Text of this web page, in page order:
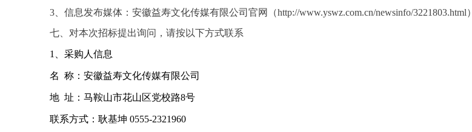
3、信息发布媒体： 安徽益寿文化传媒有限公司官网（http://www.yswz.com.cn/newsinfo/3221803.html）
七、对本次招标提出询问，请按以下方式联系
1 、采购人 信息
名 称： 安徽益寿文化传媒有限公司
地 址：马鞍山市花山区党校路8号
联系方式：耿基坤 0555-2321960